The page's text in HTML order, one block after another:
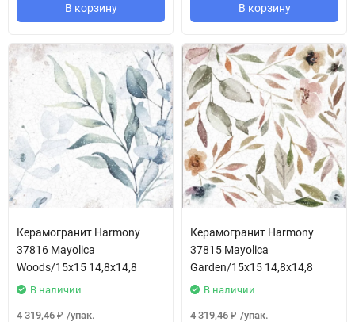
В корзину В корзину
Керамогранит Harmony
37816 Mayolica
Woods/15x15 14,8x14,8
В наличии
4 319,46 ₽ /упак.
Керамогранит Harmony
37815 Mayolica
Garden/15x15 14,8x14,8
В наличии
4 319,46 ₽ /упак.